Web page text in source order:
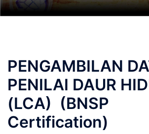
PENGAMBILAN
PENILAI DAUR
(LCA) (BNSP
Certification)